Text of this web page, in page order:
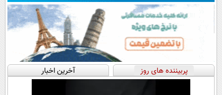
پربیننده های روز آخرین اخبار